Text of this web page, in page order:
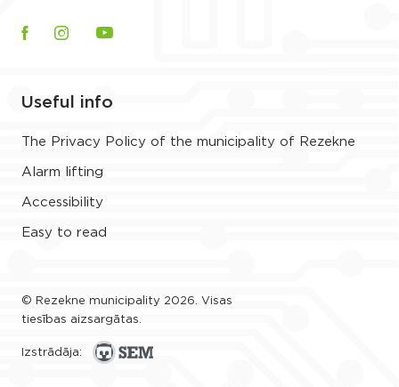
Useful info
The Privacy Policy of the municipality of Rezekne
Alarm lifting
Accessibility
Easy to read
© Rezekne municipality 2026. Visas
tiesības aizsargātas.
Izstrādāja: